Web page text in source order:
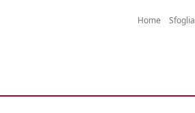
Home Sfoglia